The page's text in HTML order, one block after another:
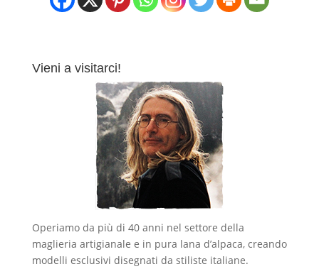
Vieni a visitarci!
Operiamo da più di 40 anni nel settore della
maglieria artigianale e in pura lana d’alpaca, creando
modelli esclusivi disegnati da stiliste italiane.